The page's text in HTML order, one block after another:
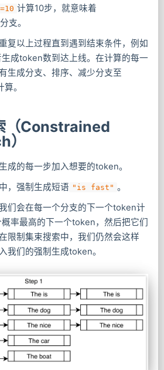
计算10步，就意味着
支。
复以上过程直到遇到结束条件，例如
生成token数到达上线。在计算的每一
生成分支、排序、减少分支至
。
（Constrained
成的每一步加入想要的token。
，强制生成短语 "is fast" 。
们会在每一个分支的下一个token计
概率最高的下一个token，然后把它们
限制集束搜索中，我们仍然会这样
我们的强制生成token。